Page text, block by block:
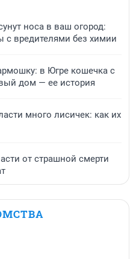
носа в ваш огород:
с вредителями без химии
в Югре кошечка с
дом — ее история
много лисичек: как их
от страшной смерти